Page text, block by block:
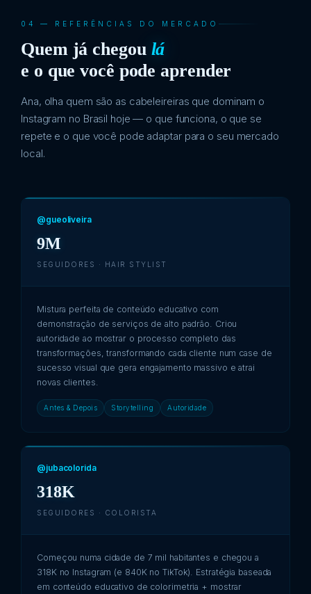
04 — REFERÊNCIAS DO MERCADO
Quem já chegou lá
e o que você pode aprender
Ana, olha quem são as cabeleireiras que dominam o
Instagram no Brasil hoje — o que funciona, o que se
repete e o que você pode adaptar para o seu mercado
local.
@gueoliveira
9M
SEGUIDORES · HAIR STYLIST
Mistura perfeita de conteúdo educativo com
demonstração de serviços de alto padrão. Criou
autoridade ao mostrar o processo completo das
transformações, transformando cada cliente num case de
sucesso visual que gera engajamento massivo e atrai
novas clientes.
Antes & Depois Storytelling Autoridade
@jubacolorida
318K
SEGUIDORES · COLORISTA
Começou numa cidade de 7 mil habitantes e chegou a
318K no Instagram (e 840K no TikTok). Estratégia baseada
em conteúdo educativo de colorimetria + mostrar